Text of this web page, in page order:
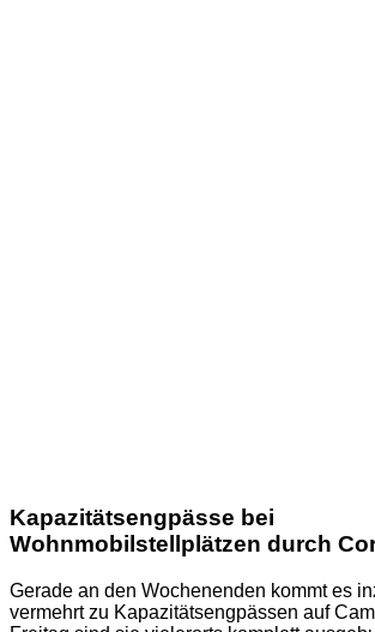
Kapazitätsengpässe bei
Wohnmobilstellplätzen durch
Gerade an den Wochenenden kommt es
vermehrt zu Kapazitätsengpässen auf